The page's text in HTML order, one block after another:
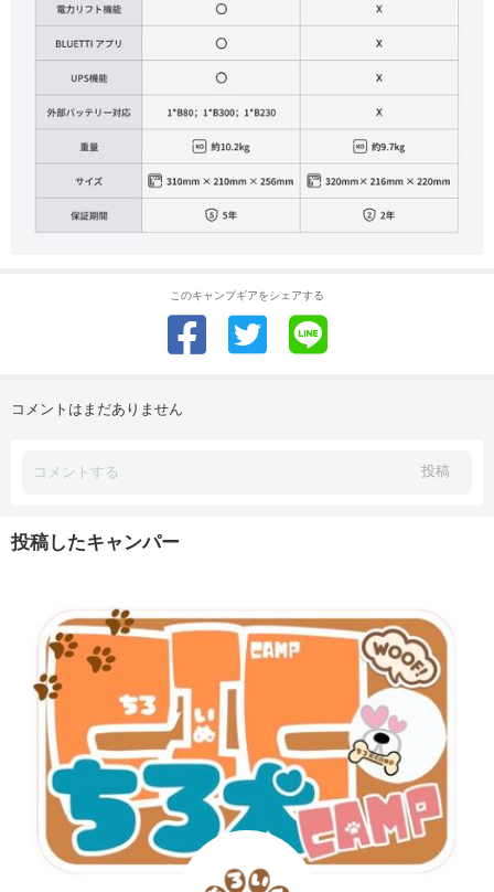
このキャンプギアをシェアする
コメントはまだありません
投稿
投稿したキャンパー